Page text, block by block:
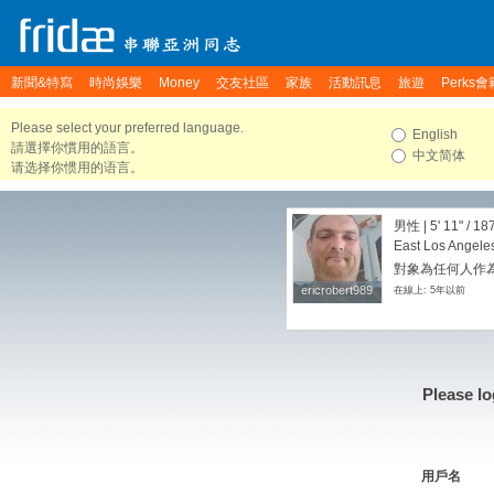
新聞&特寫 時尚娛樂 Money 交友社區 家族 活動訊息 旅遊 Perks會
Please select your preferred language.
請選擇你慣用的語言。
请选择你惯用的语言。
English
中文简体
ericrobert989
ericrobert989
男性 | 5' 11" /
East Los
對象為任何人作
在線上: 5年以前
Please
用戶名